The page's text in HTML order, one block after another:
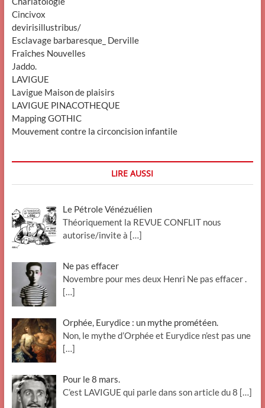
Cincivox
devirisillustribus/
Esclavage barbaresque_ Derville
Fraîches Nouvelles
Jaddo.
LAVIGUE
Lavigue Maison de plaisirs
LAVIGUE PINACOTHEQUE
Mapping GOTHIC
Mouvement contre la circoncision infantile
LIRE AUSSI
Le Pétrole Vénézuélien
Théoriquement la REVUE CONFLIT nous
autorise/invite à […]
Ne pas effacer
Novembre pour mes deux Henri Ne pas effacer .
[…]
Orphée, Eurydice : un mythe prométéen.
Non, le mythe d’Orphée et Eurydice n’est pas une
[…]
Pour le 8 mars.
C’est LAVIGUE qui parle dans son article du 8 […]